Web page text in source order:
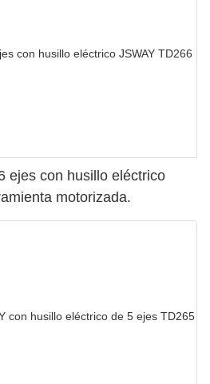
ejes con husillo eléctrico
motorizada.